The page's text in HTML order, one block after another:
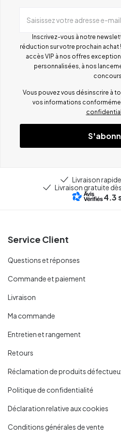
Saisissez votre adresse e-mail
Inscrivez-vous à notre
réduction sur votre prochain achat
accès VIP à nos offres
personnalisées, à nos
concours.
Vous pouvez vous désinscrire à
vos informations
Livraison
Livraison gratuite
4.3
Service Client
Questions et réponses
Commande et paiement
Livraison
Ma commande
Entretien et rangement
Retours
Réclamation de produits
Politique de confidentialité
Déclaration relative aux cookies
Conditions générales de vente